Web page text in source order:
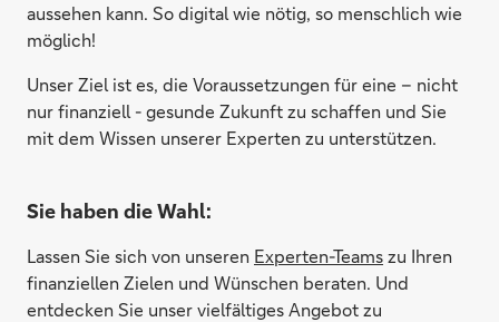
aussehen kann. So digital wie nötig, so menschlich wie
möglich!
Unser Ziel ist es, die Voraussetzungen für eine – nicht
nur finanziell - gesunde Zukunft zu schaffen und Sie
mit dem Wissen unserer Experten zu unterstützen.
Sie haben die Wahl:
Lassen Sie sich von unseren Experten-Teamszu Ihren
finanziellen Zielen und Wünschen beraten. Und
entdecken Sie unser vielfältiges Angebot zu